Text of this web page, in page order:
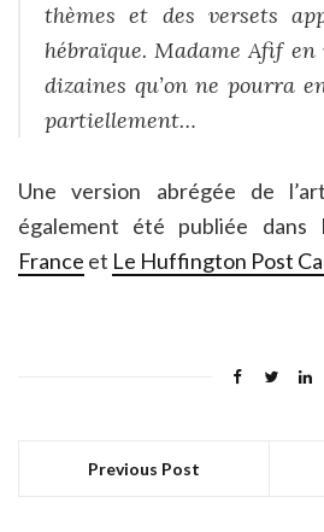
thèmes et des versets
hébraïque. Madame Afif
dizaines qu’on ne pourra
partiellement…
Une version abrégée de
également été publiée dans
France et Le Huffington Post
Previous Post